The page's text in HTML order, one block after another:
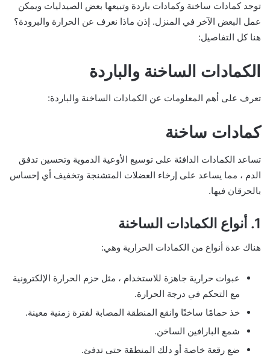
توجد كمادات ساخنة وكمادات باردة وتبيعها بعض الصيدليات ويمكن
عمل البعض الآخر في المنزل. إذن ماذا نعرف عن الحرارة والبرودة؟
هنا كل التفاصيل:
الكمادات الساخنة والباردة
تعرف على أهم المعلومات عن الكمادات الساخنة والباردة:
كمادات ساخنة
تساعد الكمادات الدافئة على توسيع الأوعية الدموية وتحسين تدفق
الدم ، مما يساعد على إرخاء العضلات المتشنجة وتخفيف أي إحساس
بالحرقان فيها.
1. أنواع الكمادات الساخنة
هناك عدة أنواع من الكمادات الحرارية وهي:
عبوات حرارية جاهزة للاستخدام ، مثل حزم الحرارة الإلكترونية
مع التحكم في درجة الحرارة.
خذ حمامًا ساخنًا وانقع المنطقة المصابة لفترة زمنية معينة.
شمع البارافين الساخن.
ضع رقعة خاصة أو دلك المنطقة حتى تدفئ.